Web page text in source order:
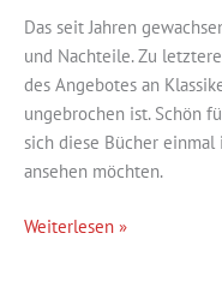
Das seit Jahren
und Nachteile. Zu
des Angebotes an
ungebrochen ist. Schön
sich diese Bücher einmal
ansehen möchten.
Books
Weiterlesen »